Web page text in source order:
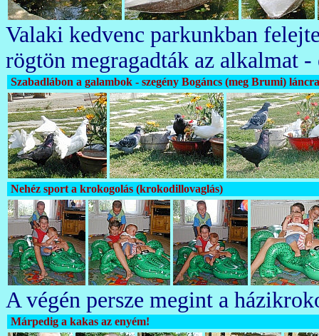
Valaki kedvenc parkunkban
rögtön megragadták az alkalmat -
Szabadlábon a galambok - szegény Bogáncs (meg Brumi)
Nehéz sport a krokogolás (krokodillovaglás)
A végén persze megint a
Márpedig a kakas az enyém!